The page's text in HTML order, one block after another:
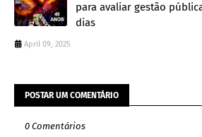
para avaliar gestão
dias
April 09, 2025
POSTAR UM COMENTÁRIO
0 Comentários